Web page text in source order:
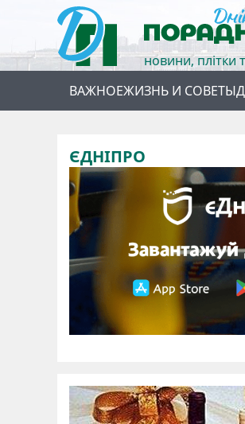
новини, плітки
ВАЖНОЕЖИЗНЬ И СОВЕТЫ
ЄДНІПРО